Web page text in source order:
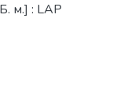
м.] : LAP